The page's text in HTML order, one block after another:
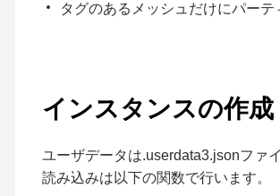
タグのあるメッシュだけにパーテ
インスタンスの作成
ユーザデータは.userdata3.jsonファ
読み込みは以下の関数で行います。